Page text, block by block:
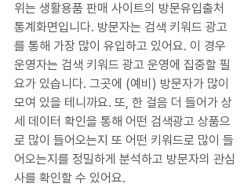
위는 생활용품 판매 사이트의 방문유입출처
통계화면입니다. 방문자는 검색 키워드 광고
를 통해 가장 많이 유입하고 있어요. 이 경우
운영자는 검색 키워드 광고 운영에 집중할 필
요가 있습니다. 그곳에 (예비) 방문자가 많이
모여 있을 테니까요. 또, 한 걸음 더 들어가 상
세 데이터 확인을 통해 어떤 검색광고 상품으
로 많이 들어오는지 또 어떤 키워드로 많이 들
어오는지를 정밀하게 분석하고 방문자의 관심
사를 확인할 수 있어요.